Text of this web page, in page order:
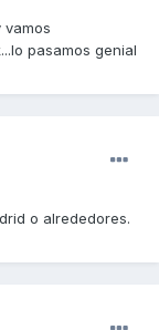
vamos
pasamos genial
o alrededores.